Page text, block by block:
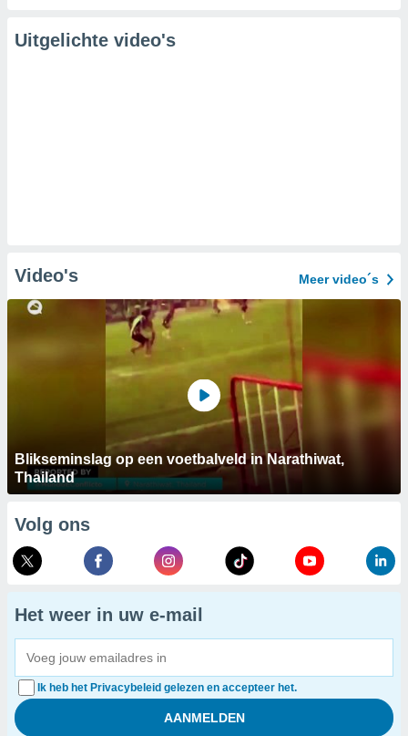
Uitgelichte video's
Video's Meer video´s
Blikseminslag op een voetbalveld in Narathiwat,
Thailand
Volg ons
Het weer in uw e-mail
Ik heb het Privacybeleid gelezen en accepteer het.